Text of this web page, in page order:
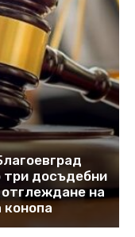
три досъдебни
отглеждане на
конопа